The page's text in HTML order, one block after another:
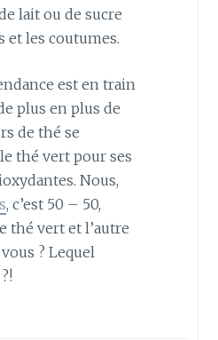
lait ou de sucre
et les coutumes.
est en train
plus en plus de
de thé se
thé vert pour ses
Nous,
, c’est 50 – 50,
thé vert et l’autre
? Lequel